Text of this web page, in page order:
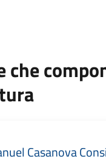
che
Casanova